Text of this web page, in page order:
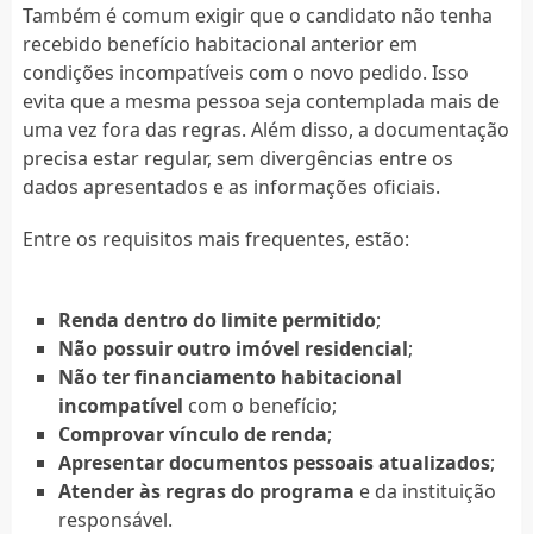
Também é comum exigir que o candidato não tenha
recebido benefício habitacional anterior em
condições incompatíveis com o novo pedido. Isso
evita que a mesma pessoa seja contemplada mais de
uma vez fora das regras. Além disso, a documentação
precisa estar regular, sem divergências entre os
dados apresentados e as informações oficiais.
Entre os requisitos mais frequentes, estão:
Renda dentro do limite permitido;
Não possuir outro imóvel residencial;
Não ter financiamento habitacional
incompatível com o benefício;
Comprovar vínculo de renda;
Apresentar documentos pessoais atualizados;
Atender às regras do programa e da instituição
responsável.